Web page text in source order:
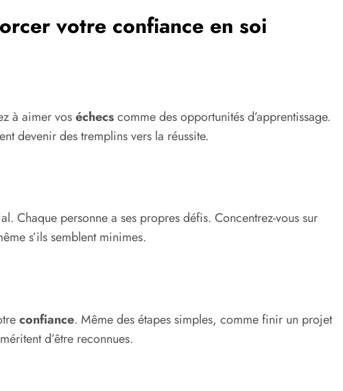
votre confiance en soi
à aimer voséchecscomme des opportunités d’apprentissage.
devenir des tremplins vers la réussite.
Chaque personne a ses propres défis. Concentrez-vous sur
s’ils semblent minimes.
confiance. Même des étapes simples, comme finir un projet
d’être reconnues.